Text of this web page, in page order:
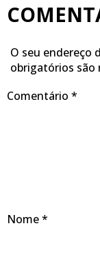
O seu endereço
obrigatórios são
Comentário *
Nome*